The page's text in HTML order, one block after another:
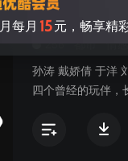
月每月 15元，畅享精
玩伴
情感
孙涛 戴娇倩 于洋
四个曾经的玩伴，
归精英周晓亮、